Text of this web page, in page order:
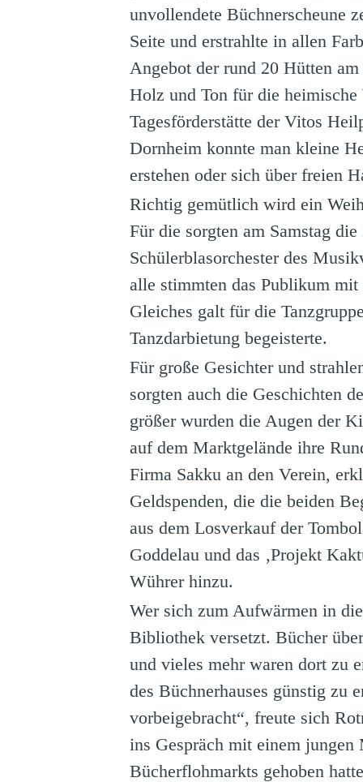
unvollendete Büchnerscheune
Seite und erstrahlte in allen
Angebot der rund 20 Hütten
Holz und Ton für die
Tagesförderstätte der Vitos
Dornheim konnte man kleine
erstehen oder sich über freien
Richtig gemütlich wird ein
Für die sorgten am Samstag
Schülerblasorchester des
alle stimmten das Publikum
Gleiches galt für die
Tanzdarbietung begeisterte.
Für große Gesichter und
sorgten auch die Geschichten
größer wurden die Augen der
auf dem Marktgelände ihre
Firma Sakku an den Verein,
Geldspenden, die die beiden
aus dem Losverkauf der
Goddelau und das ‚Projekt
Wührer hinzu.
Wer sich zum Aufwärmen in
Bibliothek versetzt. Bücher
und vieles mehr waren dort zu
des Büchnerhauses günstig zu
vorbeigebracht“, freute sich
ins Gespräch mit einem jungen
Bücherflohmarkts gehoben